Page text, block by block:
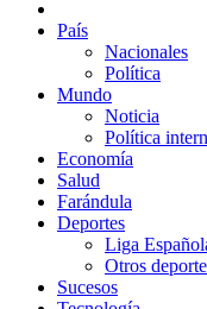
País
Nacionales
Política
Mundo
Noticia
Política
Economía
Salud
Farándula
Deportes
Liga
Otros
Sucesos